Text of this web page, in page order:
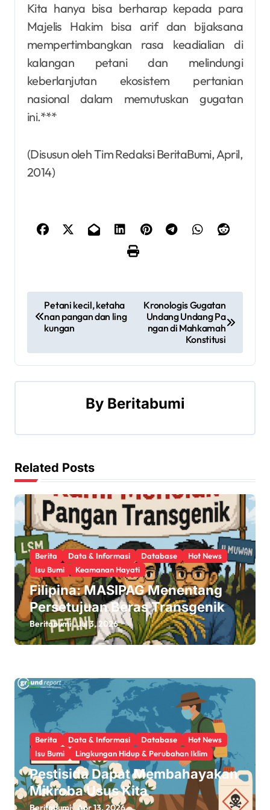
Kita hanya bisa berharap kepada para
Majelis Hakim bisa arif dan bijaksana
mempertimbangkan rasa keadialian di
kalangan petani dan melindungi
keberlanjutan ekosistem pertanian
nasional dalam memutuskan gugatan
ini.***
(Disusun oleh Tim Redaksi BeritaBumi, April,
2014)
s
t
i
g
a
t
i
o
n
Petani kecil, ketaha
nan pangan dan ling
kungan
Kronologis Gugatan
Undang Undang Pa
ngan di Mahkamah
Konstitusi
By Beritabumi
Related Posts
Berita Data & Informasi Database
Hot News
Isu Bumi
Keamanan Hayati
Filipina: MASIPAG Menentang
Persetujuan Beras Transgenik
Beritabumi Jul 3, 2026
Berita Data & Informasi Database
Hot News
Isu Bumi
Lingkungan Hidup & Perubahan Iklim
Pestisida Dapat Membahayakan
Mikroba Usus Kita
Beritabumi Apr 13, 2026